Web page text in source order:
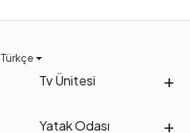
Tv Ünitesi
Yatak Odası
Türkçe